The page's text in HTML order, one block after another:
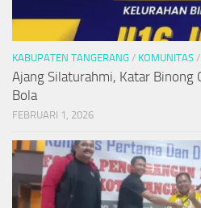
KABUPATEN TANGERANG / KOMUNITAS /
Ajang Silaturahmi, Katar Binong
Bola
FEBRUARI 1, 2026